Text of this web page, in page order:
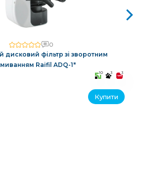
0
дисковий фільтр зі зворотним
Raifil ADQ-1"
10 3 3
Купити